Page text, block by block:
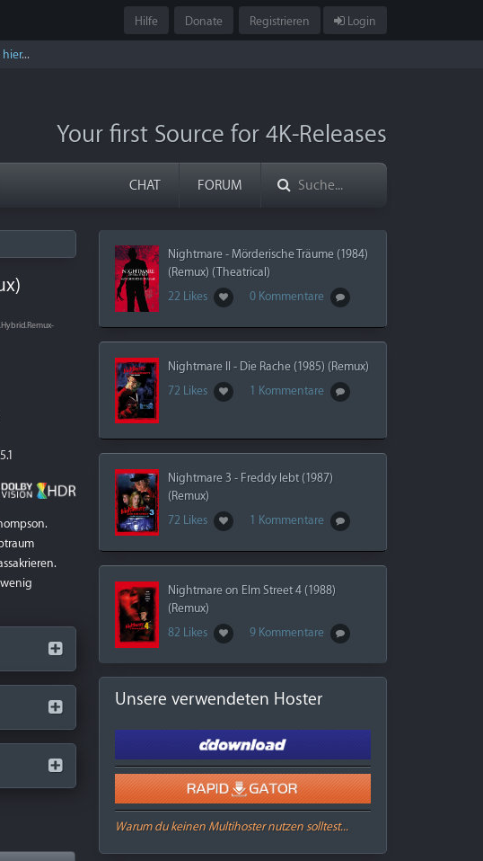
Hilfe Donate Registrieren Login
hier...
Your first Source for 4K-Releases
CHAT FORUM
Nightmare - Mörderische Träume (1984)
(Remux) (Theatrical)
22 Likes
0 Kommentare
Nightmare II - Die Rache (1985) (Remux)
72 Likes
1 Kommentare
Nightmare 3 - Freddy lebt (1987)
(Remux)
72 Likes
1 Kommentare
Nightmare on Elm Street 4 (1988)
(Remux)
82 Likes
9 Kommentare
Unsere verwendeten Hoster
Warum du keinen Multihoster nutzen solltest...